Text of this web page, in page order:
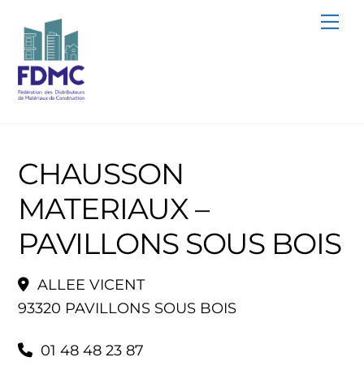
content
CHAUSSON
MATERIAUX –
PAVILLONS SOUS BOIS
ALLEE VICENT
93320 PAVILLONS SOUS BOIS
01 48 48 23 87